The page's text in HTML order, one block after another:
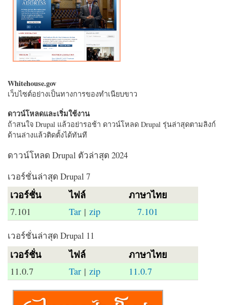
Whitehouse.gov
เว็บไซต์อย่างเป็นทางการของทำเนียบขาว
ดาวน์โหลดและเริ่มใช้งาน
ถ้าสนใจ Drupal แล้วอย่ารอช้า ดาวน์โหลด Drupal รุ่นล่าสุดตามลิงก์
ด้านล่างแล้วติดตั้งได้ทันที
ดาวน์โหลด Drupal ตัวล่าสุด 2024
เวอร์ชั่นล่าสุด Drupal 7
เวอร์ชั่น ไฟล์ ภาษาไทย
7.101 Tar |zip 7.101
เวอร์ชั่นล่าสุด Drupal 11
เวอร์ชั่น ไฟล์ ภาษาไทย
11.0.7 Tar | zip 11.0.7